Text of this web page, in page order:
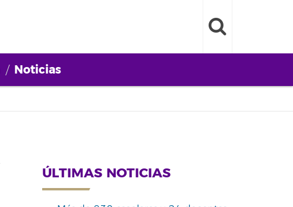
Noticias
ÚLTIMAS NOTICIAS